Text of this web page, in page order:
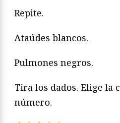
Repite.
Ataúdes blancos.
Pulmones negros.
Tira los dados. Elige la
número.